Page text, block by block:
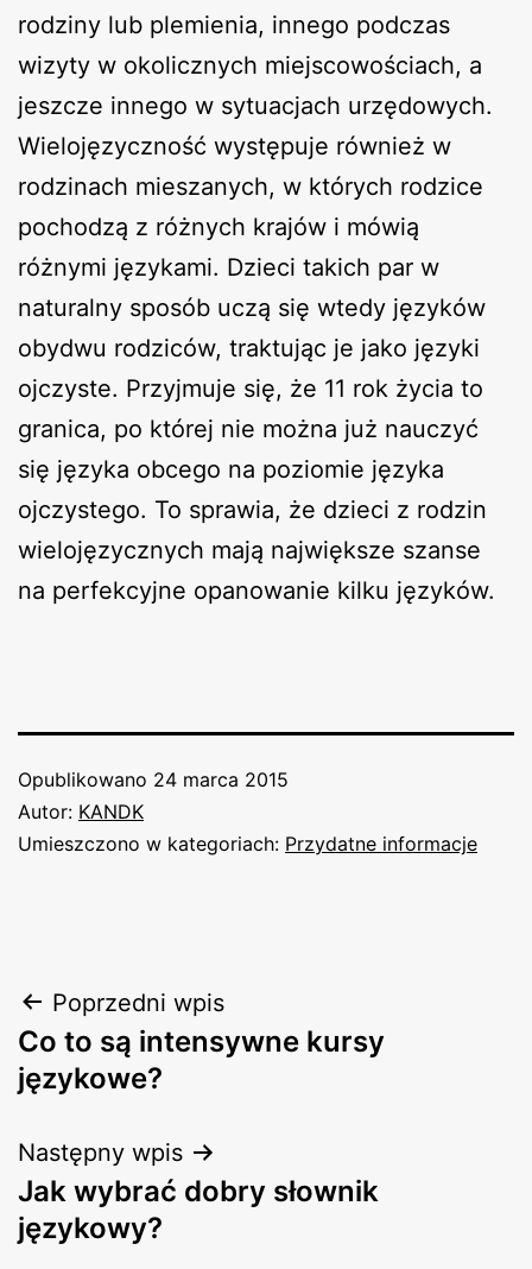
rodziny lub plemienia, innego podczas
wizyty w okolicznych miejscowościach, a
jeszcze innego w sytuacjach urzędowych.
Wielojęzyczność występuje również w
rodzinach mieszanych, w których rodzice
pochodzą z różnych krajów i mówią
różnymi językami. Dzieci takich par w
naturalny sposób uczą się wtedy języków
obydwu rodziców, traktując je jako języki
ojczyste. Przyjmuje się, że 11 rok życia to
granica, po której nie można już nauczyć
się języka obcego na poziomie języka
ojczystego. To sprawia, że dzieci z rodzin
wielojęzycznych mają największe szanse
na perfekcyjne opanowanie kilku języków.
Opublikowano 24 marca 2015
Autor: KANDK
Umieszczono w kategoriach: Przydatne informacje
Nawigacja
wpisu
Poprzedni wpis
Co to są intensywne kursy
językowe?
Następny wpis
Jak wybrać dobry słownik
językowy?